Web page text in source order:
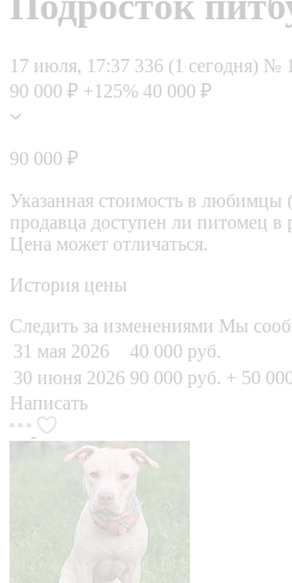
17 июля, 17:37 336 (1 сегодня) №
90 000 ₽ +125% 40 000 ₽
90 000 ₽
Указанная стоимость в любимцы
продавца доступен ли питомец в
Цена может отличаться.
История цены
Следить за изменениями Мы
31 мая 2026
40 000 руб.
30 июня 2026 90 000 руб. + 50
Написать